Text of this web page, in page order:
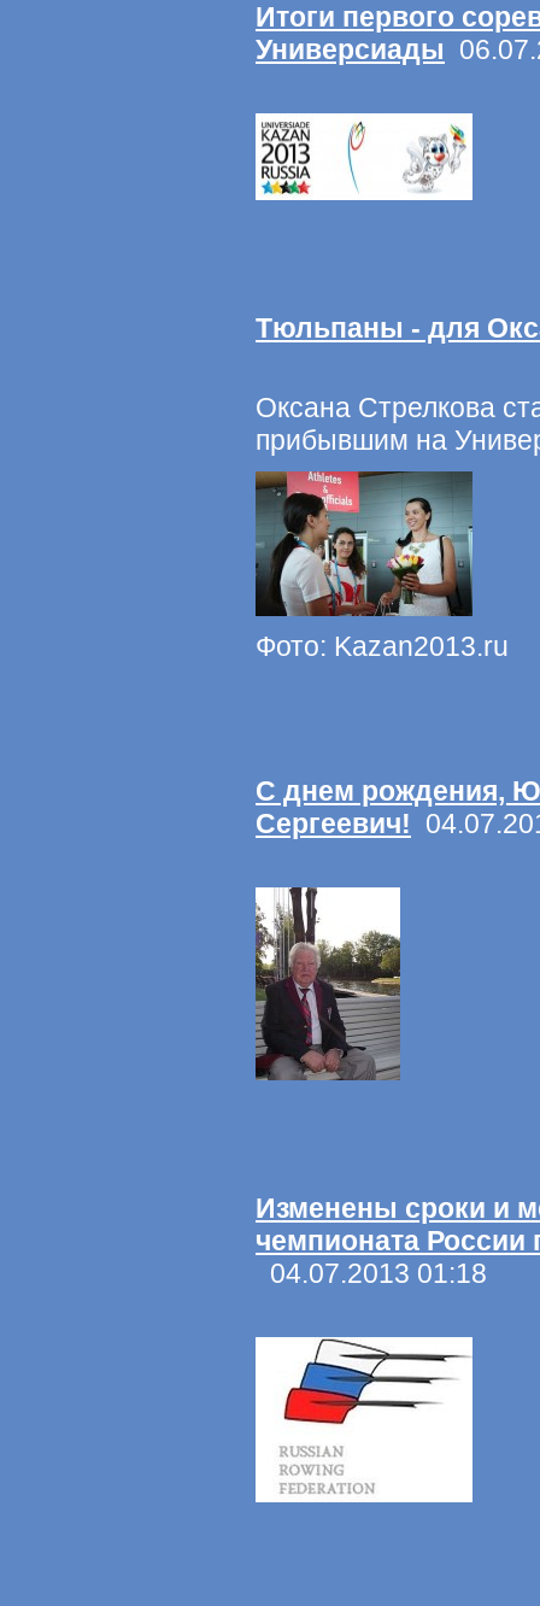
Итоги первого
Универсиады
Тюльпаны - для
Оксана Стрелкова
прибывшим на
Фото: Kazan2013.ru
С днем рождения,
Сергеевич!
Изменены сроки и
чемпионата России
04.07.2013 01:18